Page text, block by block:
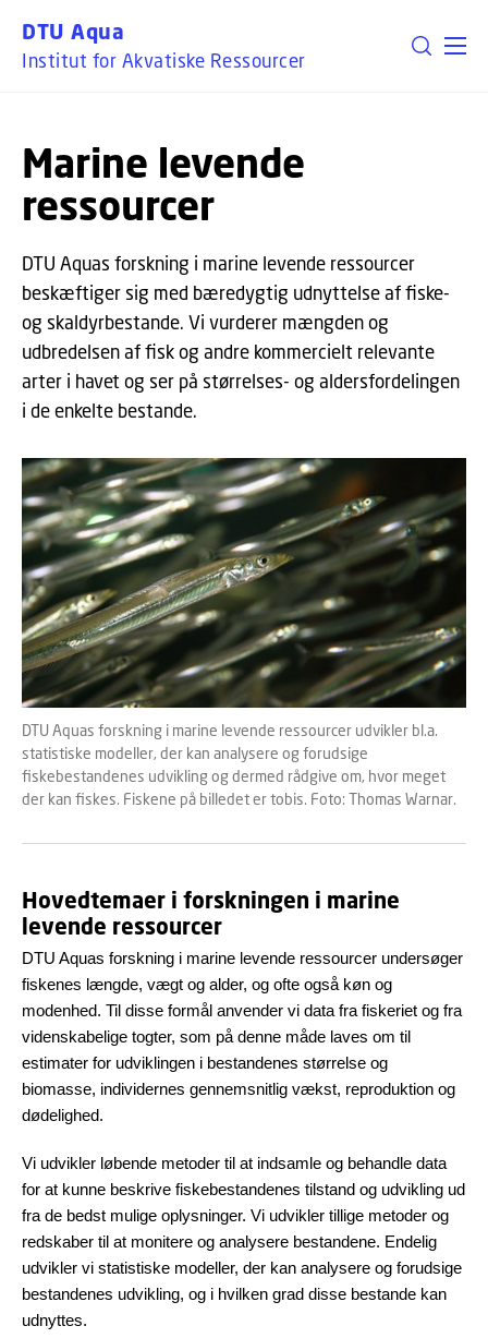
DTU Aqua
Institut for Akvatiske Ressourcer
Marine levende
ressourcer
DTU Aquas forskning i marine levende ressourcer
beskæftiger sig med bæredygtig udnyttelse af fiske-
og skaldyrbestande. Vi vurderer mængden og
udbredelsen af fisk og andre kommercielt relevante
arter i havet og ser på størrelses- og aldersfordelingen
i de enkelte bestande.
DTU Aquas forskning i marine levende ressourcer udvikler bl.a.
statistiske modeller, der kan analysere og forudsige
fiskebestandenes udvikling og dermed rådgive om, hvor meget
der kan fiskes. Fiskene på billedet er tobis. Foto: Thomas Warnar.
Hovedtemaer i forskningen i marine
levende ressourcer
DTU Aquas forskning i marine levende ressourcer undersøger
fiskenes længde, vægt og alder, og ofte også køn og
modenhed. Til disse formål anvender vi data fra fiskeriet og fra
videnskabelige togter, som på denne måde laves om til
estimater for udviklingen i bestandenes størrelse og
biomasse, individernes gennemsnitlig vækst, reproduktion og
dødelighed.
Vi udvikler løbende metoder til at indsamle og behandle data
for at kunne beskrive fiskebestandenes tilstand og udvikling ud
fra de bedst mulige oplysninger. Vi udvikler tillige metoder og
redskaber til at monitere og analysere bestandene. Endelig
udvikler vi statistiske modeller, der kan analysere og forudsige
bestandenes udvikling, og i hvilken grad disse bestande kan
udnyttes.